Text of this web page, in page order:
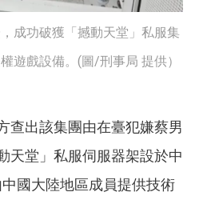
成功破獲「撼動天堂」私服集
遊戲設備。(圖/刑事局 提供）
查出該集團由在臺犯嫌蔡男
天堂」私服伺服器架設於中
國大陸地區成員提供技術